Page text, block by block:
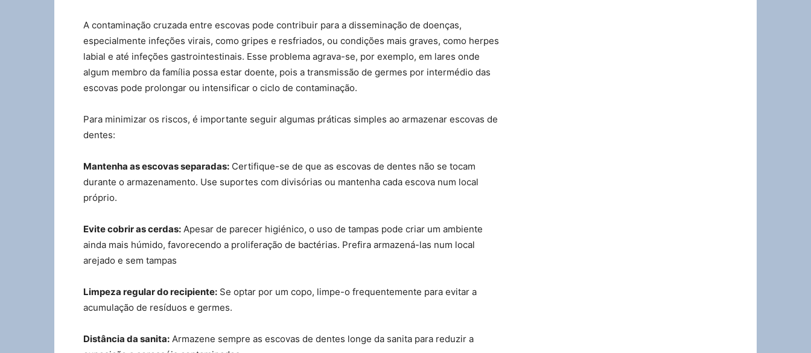
A contaminação cruzada entre escovas pode contribuir para a disseminação de doenças,
especialmente infeções virais, como gripes e resfriados, ou condições mais graves, como herpes
labial e até infeções gastrointestinais. Esse problema agrava-se, por exemplo, em lares onde
algum membro da família possa estar doente, pois a transmissão de germes por intermédio das
escovas pode prolongar ou intensificar o ciclo de contaminação.
Para minimizar os riscos, é importante seguir algumas práticas simples ao armazenar escovas de
dentes:
Mantenha as escovas separadas: Certifique-se de que as escovas de dentes não se tocam
durante o armazenamento. Use suportes com divisórias ou mantenha cada escova num local
próprio.
Evite cobrir as cerdas: Apesar de parecer higiénico, o uso de tampas pode criar um ambiente
ainda mais húmido, favorecendo a proliferação de bactérias. Prefira armazená-las num local
arejado e sem tampas
Limpeza regular do recipiente: Se optar por um copo, limpe-o frequentemente para evitar a
acumulação de resíduos e germes.
Distância da sanita: Armazene sempre as escovas de dentes longe da sanita para reduzir a